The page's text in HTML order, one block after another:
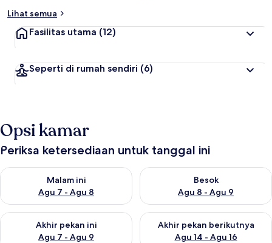
Lihat semua
Fasilitas utama (12)
Seperti di rumah sendiri (6)
Opsi kamar
Periksa ketersediaan untuk tanggal ini
Malam ini
Agu 7 - Agu 8
Periksa ketersediaan untuk malam ini Agu 7 - Agu 8
Besok
Agu 8 - Agu 9
Periksa ketersediaan untuk
Akhir pekan ini
Agu 7 - Agu 9
Periksa ketersediaan untuk akhir pekan ini Agu 7 - Agu 9
Akhir pekan berikutnya
Agu 14 - Agu 16
Periksa ketersediaan untuk